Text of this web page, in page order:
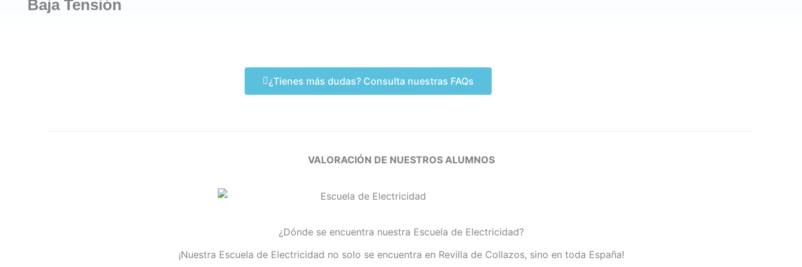
Baja Tensión
¿Tienes más dudas? Consulta nuestras FAQs
VALORACIÓN DE NUESTROS ALUMNOS
¿Dónde se encuentra nuestra Escuela de Electricidad?
¡Nuestra Escuela de Electricidad no solo se encuentra en Revilla de Collazos, sino en toda España!